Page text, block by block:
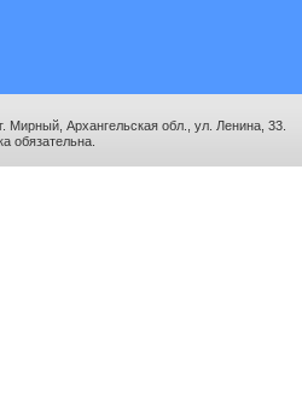
Мирный, Архангельская обл., ул. Ленина, 33.
обязательна.